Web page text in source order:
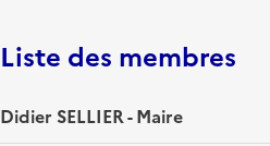
Liste des membres
Didier SELLIER - Maire